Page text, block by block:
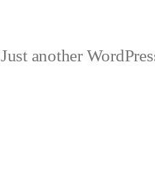
Just another